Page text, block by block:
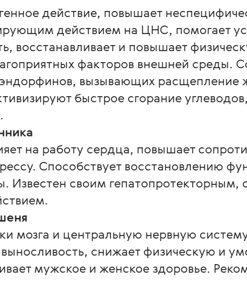
действие, повышает
действием на ЦНС, помогает
восстанавливает и повышает
факторов внешней среды.
вызывающих расщепление
быстрое сгорание
на работу сердца, повышает
Способствует восстановлению
Известен своим
мозга и центральную нервную
снижает физическую и
мужское и женское здоровье.